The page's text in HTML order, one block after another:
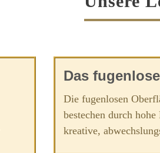
Das
Die fugenlosen
bestechen durch
kreative,